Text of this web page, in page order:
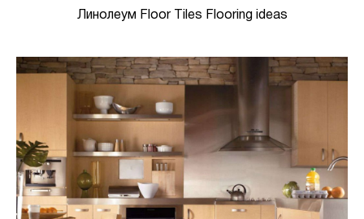
Линолеум Floor Tiles Flooring ideas